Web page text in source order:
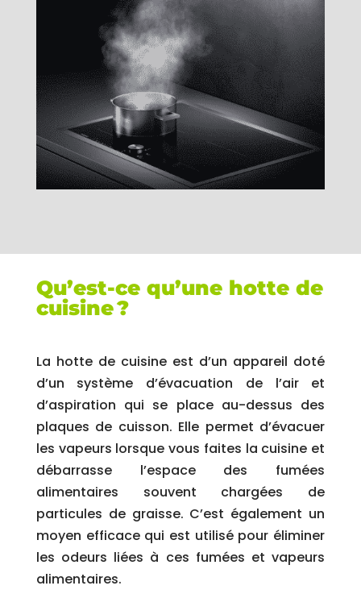
Qu’est-ce qu’une hotte de
cuisine ?
La hotte de cuisine est d’un appareil doté
d’un système d’évacuation de l’air et
d’aspiration qui se place au-dessus des
plaques de cuisson. Elle permet d’évacuer
les vapeurs lorsque vous faites la cuisine et
débarrasse l’espace des fumées
alimentaires souvent chargées de
particules de graisse. C’est également un
moyen efficace qui est utilisé pour éliminer
les odeurs liées à ces fumées et vapeurs
alimentaires.